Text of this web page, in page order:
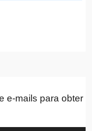
e-mails para obter